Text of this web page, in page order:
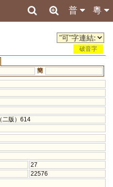
粵
普
破音字
簡
二版）614
27
22576